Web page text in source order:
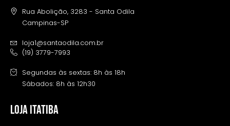
Rua Abolição, 3283 - Santa Odila
Campinas-SP
loja1@santaodila.com.br
(19) 3779-7993
Segundas às sextas: 8h às 18h
Sábados: 8h às 12h30
LOJA ITATIBA